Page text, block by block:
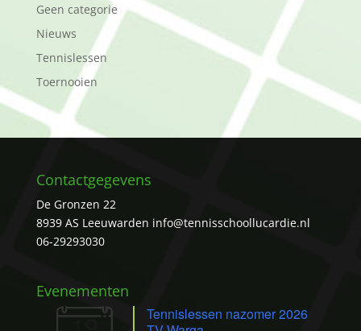
Geen categorie
Nieuws
Tennislessen
Toernooien
Contactgegevens
De Gronzen 22
8939 AS Leeuwarden info@tennisschoollucardie.nl
06-29293030
Evenementen
Tennislessen nazomer 2026